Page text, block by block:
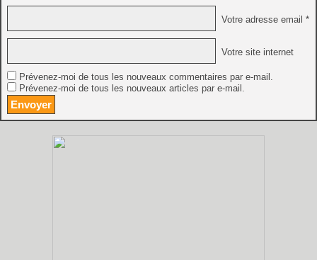
Votre adresse email *
Votre site internet
Prévenez-moi de tous les nouveaux commentaires par e-mail.
Prévenez-moi de tous les nouveaux articles par e-mail.